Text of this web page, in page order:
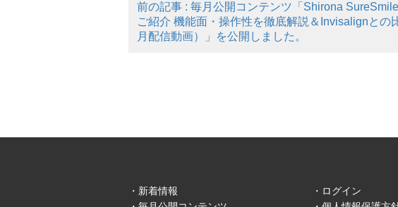
前の記事 : 毎月公開コンテンツ「Shirona
ご紹介 機能面・操作性を徹底解説＆Invisalignとの
月配信動画）」を公開しました。
新着情報
ログイン